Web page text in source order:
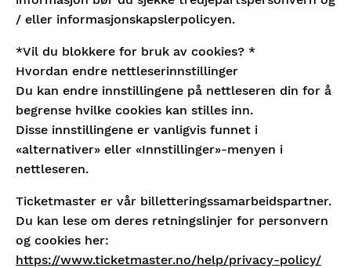
/ eller informasjonskapslerpolicyen.
*Vil du blokkere for bruk av cookies? *
Hvordan endre nettleserinnstillinger
Du kan endre innstillingene på nettleseren din for å
begrense hvilke cookies kan stilles inn.
Disse innstillingene er vanligvis funnet i
«alternativer» eller «Innstillinger»-menyen i
nettleseren.
Ticketmaster er vår billetteringssamarbeidspartner.
Du kan lese om deres retningslinjer for personvern
og cookies her:
https://www.ticketmaster.no/help/privacy-policy/